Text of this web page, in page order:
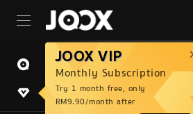
JOOX VIP
Monthly Subscription
Try 1 month free, only
RM9.90/month after